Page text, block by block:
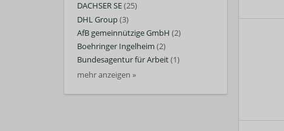
DACHSER SE(25)
DHL Group(3)
AfB gemeinnützige GmbH (2)
Boehringer Ingelheim (2)
Bundesagentur für Arbeit(1)
mehr anzeigen »